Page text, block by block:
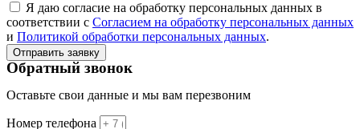
Я даю согласие на обработку персональных данных в
соответствии с Согласием на обработку персональных данных
и Политикой обработки персональных данных.
Отправить заявку
Обратный звонок
Оставьте свои данные и мы вам перезвоним
Номер телефона